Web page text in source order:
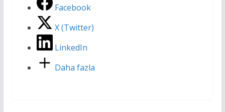
Facebook
X (Twitter)
LinkedIn
Daha fazla